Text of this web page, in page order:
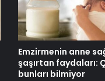
Emzirmenin anne
şaşırtan faydaları:
bunları bilmiyor